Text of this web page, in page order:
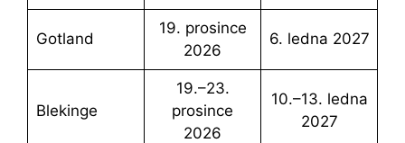
Gotland
19. prosince
2026
6. ledna 2027
Blekinge
19.–23.
prosince
2026
10.–13. ledna
2027